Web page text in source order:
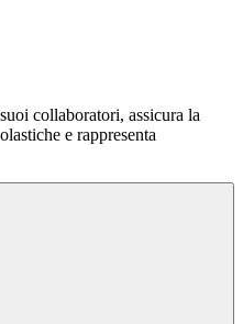
collaboratori, assicura la
e rappresenta